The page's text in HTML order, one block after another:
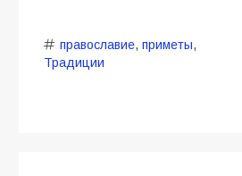
православие, приметы,
Традиции